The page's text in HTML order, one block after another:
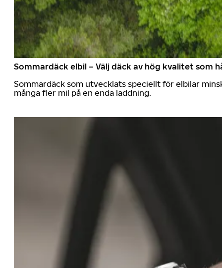
Sommardäck elbil – Välj däck av hög kvalitet som
Sommardäck som utvecklats speciellt för elbilar
många fler mil på en enda laddning.